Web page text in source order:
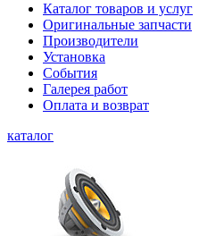
Каталог товаров и услуг
Оригинальные запчасти
Производители
Установка
События
Галерея работ
Оплата и возврат
каталог